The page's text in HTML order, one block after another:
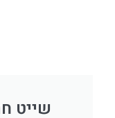
שייט